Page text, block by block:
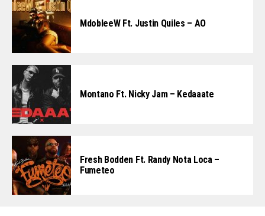
MdobleeW Ft. Justin Quiles – AO
Montano Ft. Nicky Jam – Kedaaate
Fresh Bodden Ft. Randy Nota Loca –
Fumeteo